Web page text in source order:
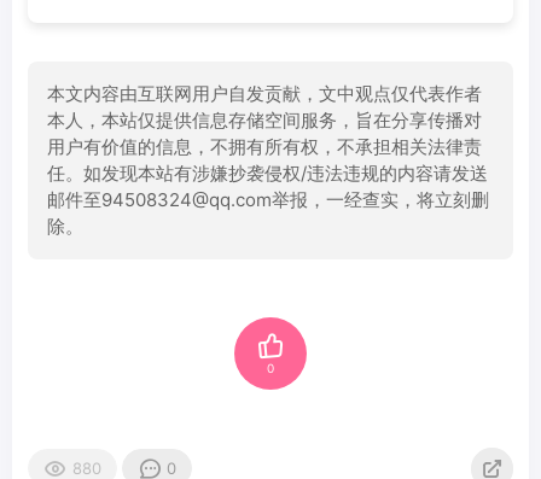
本文内容由互联网用户自发贡献，文中观点仅代表作者
本人，本站仅提供信息存储空间服务，旨在分享传播对
用户有价值的信息，不拥有所有权，不承担相关法律责
任。如发现本站有涉嫌抄袭侵权/违法违规的内容请发送
邮件至94508324@qq.com举报，一经查实，将立刻删
除。
0
880 0